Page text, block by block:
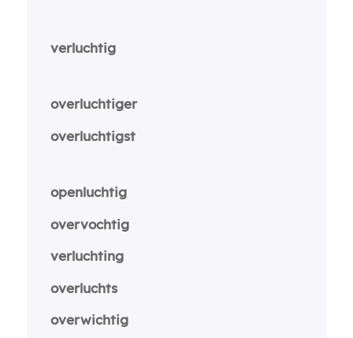
verluchtig
overluchtiger
overluchtigst
openluchtig
overvochtig
verluchting
overluchts
overwichtig